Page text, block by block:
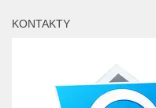
KONTAKTY